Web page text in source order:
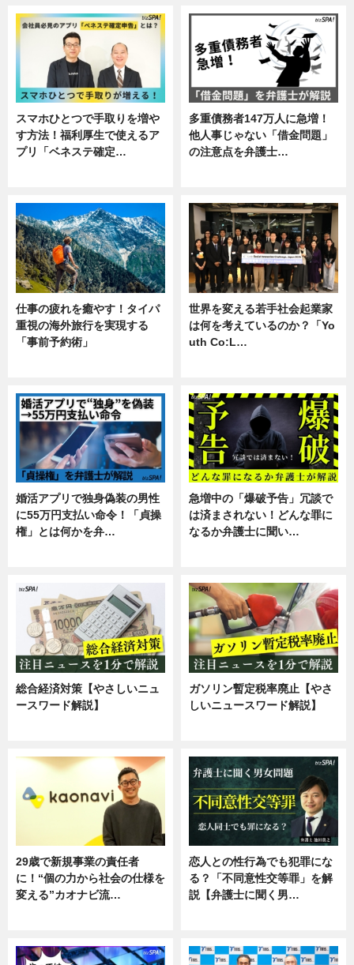
スマホひとつで手取りを増や
す方法！福利厚生で使えるア
プリ「ベネステ確定…
多重債務者147万人に急増！
他人事じゃない「借金問題」
の注意点を弁護士…
仕事の疲れを癒やす！タイパ
重視の海外旅行を実現する
「事前予約術」
世界を変える若手社会起業家
は何を考えているのか？「Yo
uth Co:L…
婚活アプリで独身偽装の男性
に55万円支払い命令！「貞操
権」とは何かを弁…
急増中の「爆破予告」冗談で
は済まされない！どんな罪に
なるか弁護士に聞い…
総合経済対策【やさしいニュ
ースワード解説】
ガソリン暫定税率廃止【やさ
しいニュースワード解説】
29歳で新規事業の責任者
に！“個の力から社会の仕様を
変える”カオナビ流…
恋人との性行為でも犯罪にな
る？「不同意性交等罪」を解
説【弁護士に聞く男…